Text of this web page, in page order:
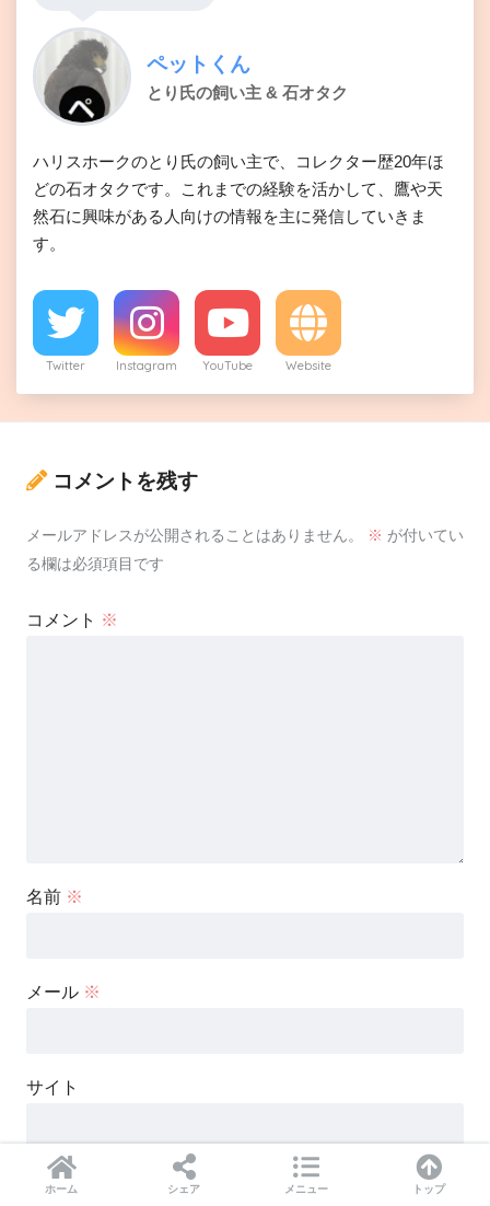
ペットくん
とり氏の飼い主 & 石オタク
ハリスホークのとり氏の飼い主で、コレクター歴20年ほ
どの石オタクです。これまでの経験を活かして、鷹や天
然石に興味がある人向けの情報を主に発信していきま
す。
Twitter Instagram YouTube Website
コメントを残す
メールアドレスが公開されることはありません。 ※ が付いてい
る欄は必須項目です
コメント ※
名前 ※
メール ※
サイト
次回のコメントで使用するためブラウザーに自分の名前、
ホーム シェア メニュー トップ